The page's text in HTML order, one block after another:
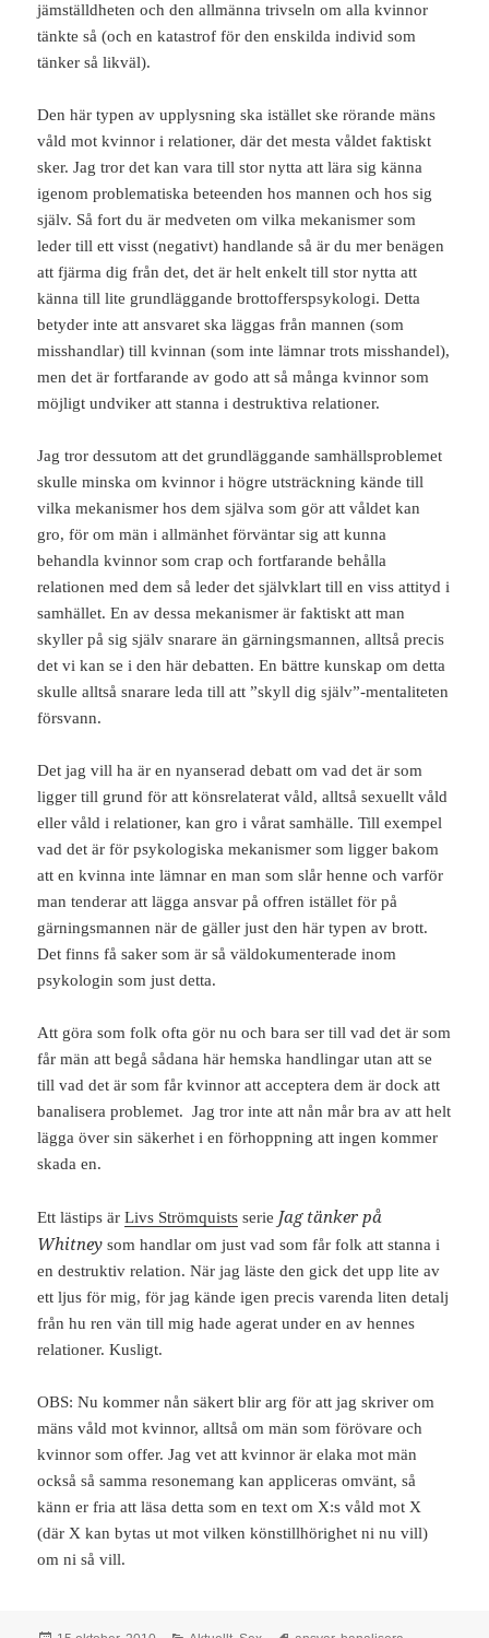
jämställdheten och den allmänna trivseln om alla kvinnor
tänkte så (och en katastrof för den enskilda individ som
tänker så likväl).
Den här typen av upplysning ska istället ske rörande mäns
våld mot kvinnor i relationer, där det mesta våldet faktiskt
sker. Jag tror det kan vara till stor nytta att lära sig känna
igenom problematiska beteenden hos mannen och hos sig
själv. Så fort du är medveten om vilka mekanismer som
leder till ett visst (negativt) handlande så är du mer benägen
att fjärma dig från det, det är helt enkelt till stor nytta att
känna till lite grundläggande brottofferspsykologi. Detta
betyder inte att ansvaret ska läggas från mannen (som
misshandlar) till kvinnan (som inte lämnar trots misshandel),
men det är fortfarande av godo att så många kvinnor som
möjligt undviker att stanna i destruktiva relationer.
Jag tror dessutom att det grundläggande samhällsproblemet
skulle minska om kvinnor i högre utsträckning kände till
vilka mekanismer hos dem själva som gör att våldet kan
gro, för om män i allmänhet förväntar sig att kunna
behandla kvinnor som crap och fortfarande behålla
relationen med dem så leder det självklart till en viss attityd i
samhället. En av dessa mekanismer är faktiskt att man
skyller på sig själv snarare än gärningsmannen, alltså precis
det vi kan se i den här debatten. En bättre kunskap om detta
skulle alltså snarare leda till att ”skyll dig själv”-mentaliteten
försvann.
Det jag vill ha är en nyanserad debatt om vad det är som
ligger till grund för att könsrelaterat våld, alltså sexuellt våld
eller våld i relationer, kan gro i vårat samhälle. Till exempel
vad det är för psykologiska mekanismer som ligger bakom
att en kvinna inte lämnar en man som slår henne och varför
man tenderar att lägga ansvar på offren istället för på
gärningsmannen när de gäller just den här typen av brott.
Det finns få saker som är så väldokumenterade inom
psykologin som just detta.
Att göra som folk ofta gör nu och bara ser till vad det är som
får män att begå sådana här hemska handlingar utan att se
till vad det är som får kvinnor att acceptera dem är dock att
banalisera problemet. Jag tror inte att nån mår bra av att helt
lägga över sin säkerhet i en förhoppning att ingen kommer
skada en.
Ett lästips ärLivs Strömquists serie Jag tänker på
Whitney som handlar om just vad som får folk att stanna i
en destruktiv relation. När jag läste den gick det upp lite av
ett ljus för mig, för jag kände igen precis varenda liten detalj
från hu ren vän till mig hade agerat under en av hennes
relationer. Kusligt.
OBS: Nu kommer nån säkert blir arg för att jag skriver om
mäns våld mot kvinnor, alltså om män som förövare och
kvinnor som offer. Jag vet att kvinnor är elaka mot män
också så samma resonemang kan appliceras omvänt, så
känn er fria att läsa detta som en text om X:s våld mot X
(där X kan bytas ut mot vilken könstillhörighet ni nu vill)
om ni så vill.